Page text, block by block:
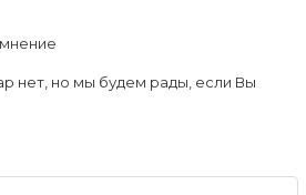
нет, но мы будем рады, если Вы